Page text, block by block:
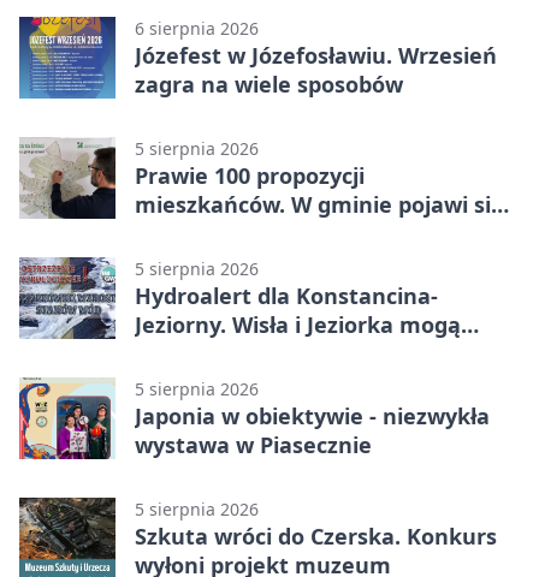
6 sierpnia 2026
Józefest w Józefosławiu. Wrzesień
zagra na wiele sposobów
5 sierpnia 2026
Prawie 100 propozycji
mieszkańców. W gminie pojawi się
5 sierpnia 2026
Hydroalert dla Konstancina-
Jeziorny. Wisła i Jeziorka mogą
5 sierpnia 2026
Japonia w obiektywie - niezwykła
wystawa w Piasecznie
5 sierpnia 2026
Szkuta wróci do Czerska. Konkurs
wyłoni projekt muzeum